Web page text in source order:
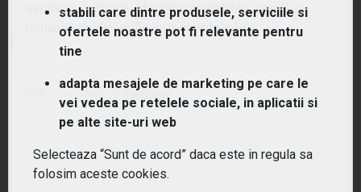
Întrebări și răspunsuri
Ce este un ETF?
Pentru cine sunt potrivite ETF-urile?
similar cu acțiunile, oferind o modalitate simplă și
rentabilă de diversificare a portofoliului.
ETF-uri.ro oferit de TradeVille
stabili care dintre produsele, serviciile si
ofertele noastre pot fi relevante pentru
tine
adapta mesajele de marketing pe care le
vei vedea pe retelele sociale, in aplicatii si
pe alte site-uri web
Selecteaza “Sunt de acord” daca este in regula sa
folosim aceste cookies.